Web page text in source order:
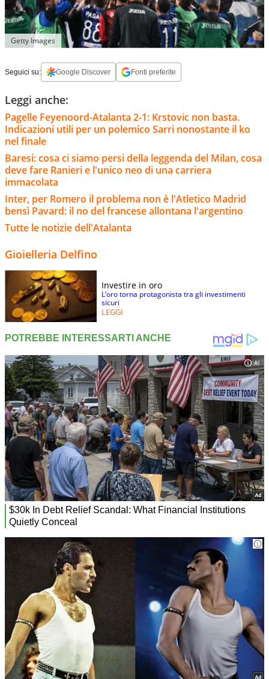
Getty Images
Seguici su: Google Discover Fonti preferite
Leggi anche:
Pagelle Feyenoord-Atalanta 2-1: Krstovic non basta.
Indicazioni utili per un polemico Sarri nonostante il ko
nel finale
Baresi: cosa ci siamo persi della leggenda del Milan, cosa
deve fare Ranieri e l'unico neo di una carriera
immacolata
Inter, per Romero il problema non è l'Atletico Madrid
bensì Pavard: il no del francese allontana l'argentino
Tutte le notizie dell'Atalanta
Gioielleria Delfino
Investire in oro
L’oro torna protagonista tra gli investimenti
sicuri
LEGGI